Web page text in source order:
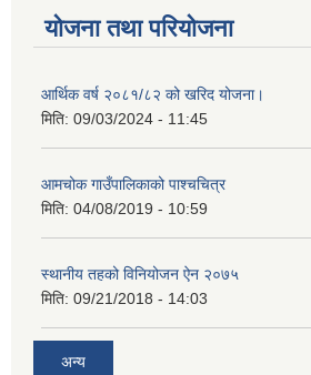
योजना तथा परियोजना
आर्थिक वर्ष २०८१/८२ को खरिद योजना।
मिति: 09/03/2024 - 11:45
आमचोक गाउँपालिकाको पाश्चचित्र
मिति: 04/08/2019 - 10:59
स्थानीय तहको विनियोजन ऐन २०७५
मिति: 09/21/2018 - 14:03
अन्य